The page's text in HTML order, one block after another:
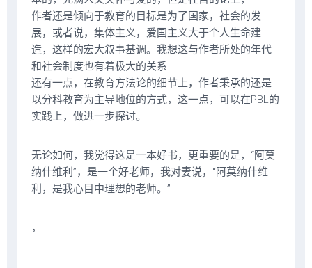
作者还是倾向于教育的目标是为了国家，社会的发
展，或者说，集体主义，爱国主义大于个人生命建
造，这样的宏大叙事基调。我想这与作者所处的年代
和社会制度也有着极大的关系
还有一点，在教育方法论的细节上，作者秉承的还是
以分科教育为主导地位的方式，这一点，可以在PBL的
实践上，做进一步探讨。
无论如何，我觉得这是一本好书，更重要的是，“阿莫
纳什维利”，是一个好老师，我对妻说，“阿莫纳什维
利，是我心目中理想的老师。”
，